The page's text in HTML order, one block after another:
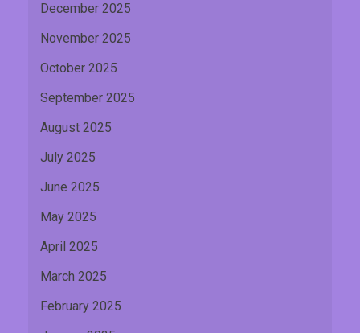
December 2025
November 2025
October 2025
September 2025
August 2025
July 2025
June 2025
May 2025
April 2025
March 2025
February 2025